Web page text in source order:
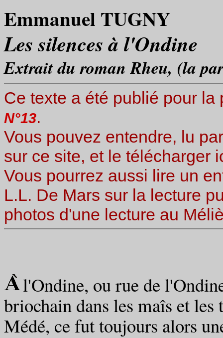
Emmanuel TUGNY
Les silences à l'Ondine
Extrait du romanRheu, (la
Ce texte a été publié pour
N°13.
Vous pouvez entendre, lu
sur ce site, et le télécharger
Vous pourrez aussi lire un
L.L. De Mars sur la lecture
photos d'une lecture au
l'Ondine, ou rue de
briochain dans les maîs et
Médé, ce fut toujours alors